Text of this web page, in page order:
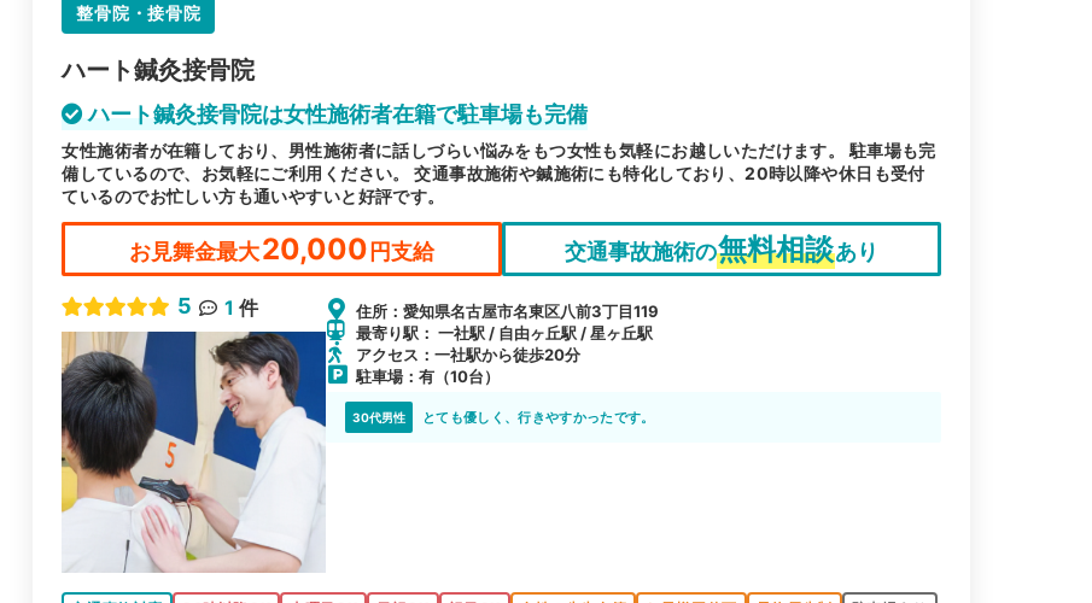
整骨院・接骨院
ハート鍼灸接骨院
ハート鍼灸接骨院は女性施術者在籍で駐車場も完備
女性施術者が在籍しており、男性施術者に話しづらい悩みをもつ女性も気軽にお越しいただけます。 駐車場も完
備しているので、お気軽にご利用ください。 交通事故施術や鍼施術にも特化しており、20時以降や休日も受付
ているのでお忙しい方も通いやすいと好評です。
お見舞金最大20,000円支給 交通事故施術の無料相談あり
5 1 件
住所：愛知県名古屋市名東区八前3丁目119
最寄り駅： 一社駅 / 自由ヶ丘駅 / 星ヶ丘駅
アクセス：一社駅から徒歩20分
駐車場：有（10台）
30代男性 とても優しく、行きやすかったです。